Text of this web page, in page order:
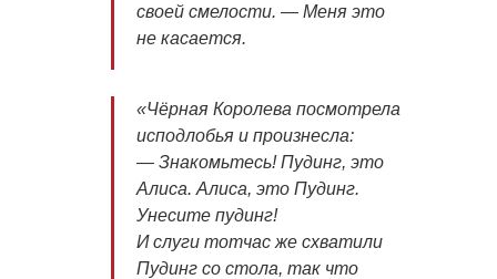
своей смелости. — Меня это
не касается.
«Чёрная Королева посмотрела
исподлобья и произнесла:
— Знакомьтесь! Пудинг, это
Алиса. Алиса, это Пудинг.
Унесите пудинг!
И слуги тотчас же схватили
Пудинг со стола, так что